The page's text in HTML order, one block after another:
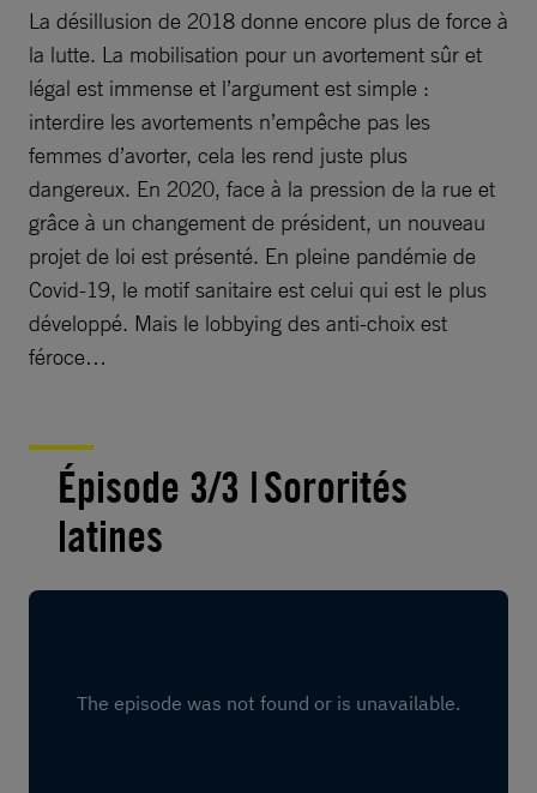
La désillusion de 2018 donne encore plus de force à
la lutte. La mobilisation pour un avortement sûr et
légal est immense et l’argument est simple :
interdire les avortements n’empêche pas les
femmes d’avorter, cela les rend juste plus
dangereux. En 2020, face à la pression de la rue et
grâce à un changement de président, un nouveau
projet de loi est présenté. En pleine pandémie de
Covid-19, le motif sanitaire est celui qui est le plus
développé. Mais le lobbying des anti-choix est
féroce…
Épisode 3/3 | ​Sororités
latines